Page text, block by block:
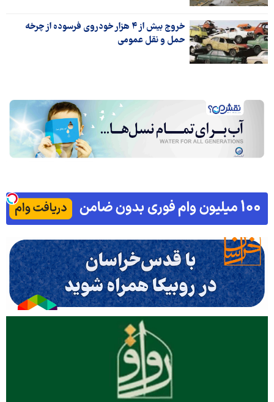
خروج بیش از ۴ هزار خودروی فرسوده از چرخه
حمل و نقل عمومی